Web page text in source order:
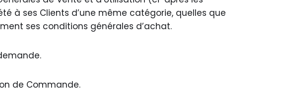
à ses Clients d’une même catégorie, quelles que
ses conditions générales d’achat.
de Commande.